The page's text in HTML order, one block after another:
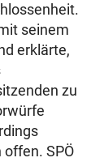
seinem
erklärte,
zu
SPÖ